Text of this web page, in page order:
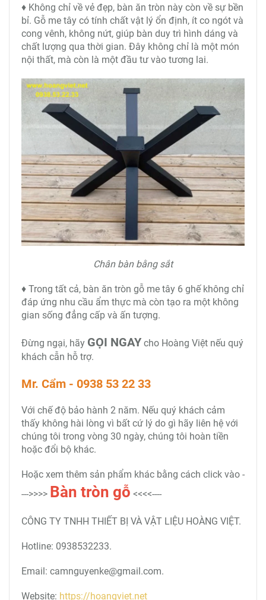
♦ Không chỉ về vẻ đẹp, bàn ăn tròn này còn về sự bền
bỉ. Gỗ me tây có tính chất vật lý ổn định, ít co ngót và
cong vênh, không nứt, giúp bàn duy trì hình dáng và
chất lượng qua thời gian. Đây không chỉ là một món
nội thất, mà còn là một đầu tư vào tương lai.
Chân bàn bằng sắt
♦ Trong tất cả, bàn ăn tròn gỗ me tây 6 ghế không chỉ
đáp ứng nhu cầu ẩm thực mà còn tạo ra một không
gian sống đẳng cấp và ấn tượng.
Đừng ngại, hãy GỌI NGAY cho Hoàng Việt nếu quý
khách cẫn hỗ trợ.
Mr. Cẩm - 0938 53 22 33
Với chế độ bảo hành 2 năm. Nếu quý khách cảm
thấy không hài lòng vì bất cứ lý do gì hãy liên hệ với
chúng tôi trong vòng 30 ngày, chúng tôi hoàn tiền
hoặc đổi bộ khác.
Hoặc xem thêm sản phẩm khác bằng cách click vào -
--->>>> Bàn tròn gỗ <<<<----
CÔNG TY TNHH THIẾT BỊ VÀ VẬT LIỆU HOÀNG VIỆT.
Hotline: 0938532233.
Email: camnguyenke@gmail.com.
Website: https://hoangviet.net